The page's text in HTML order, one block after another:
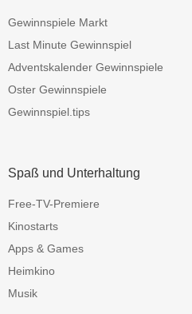
Gewinnspiele Markt
Last Minute Gewinnspiel
Adventskalender Gewinnspiele
Oster Gewinnspiele
Gewinnspiel.tips
Spaß und Unterhaltung
Free-TV-Premiere
Kinostarts
Apps & Games
Heimkino
Musik